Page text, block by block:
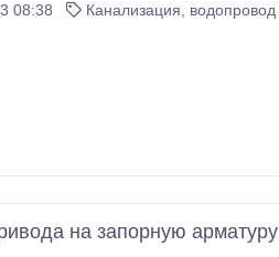
08:38
Канализация, водопровод
на запорную арматуру